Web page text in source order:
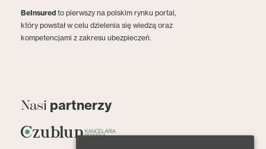
BeInsured to pierwszy na polskim rynku portal,
który powstał w celu dzielenia się wiedzą oraz
kompetencjami z zakresu ubezpieczeń.
Nasi partnerzy